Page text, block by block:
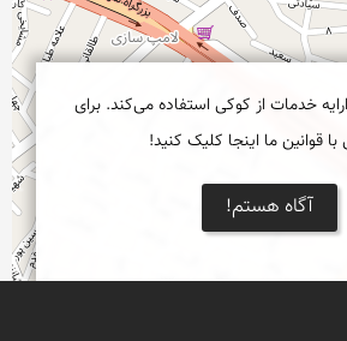
خدمات از کوکی استفاده می‌کند. برای
با قوانین ما اینجا کلیک کنید!
آگاه هستم!